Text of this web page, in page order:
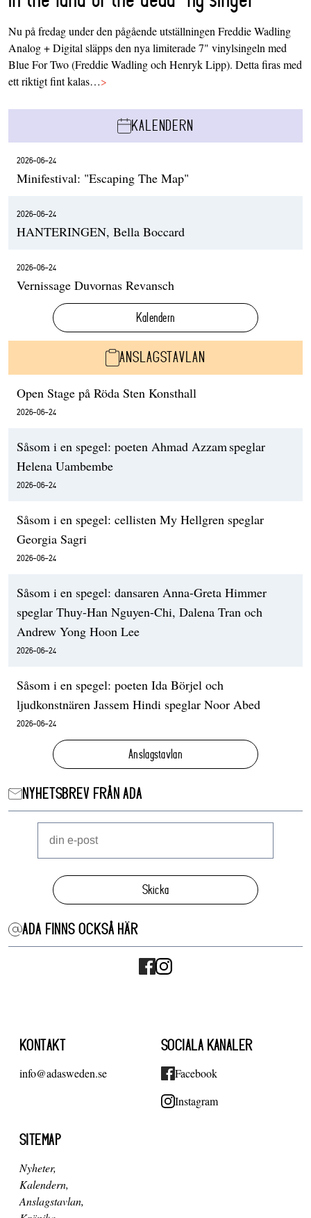
Nu på fredag under den pågående utställningen Freddie Wadling
Analog + Digital släpps den nya limiterade 7" vinylsingeln med
Blue For Two (Freddie Wadling och Henryk Lipp). Detta firas med
ett riktigt fint kalas…>
KALENDERN
2026-06-24
Minifestival: "Escaping The Map"
2026-06-24
HANTERINGEN, Bella Boccard
2026-06-24
Vernissage Duvornas Revansch
Kalendern
ANSLAGSTAVLAN
Open Stage på Röda Sten Konsthall
2026-06-24
Såsom i en spegel: poeten Ahmad Azzam speglar
Helena Uambembe
2026-06-24
Såsom i en spegel: cellisten My Hellgren speglar
Georgia Sagri
2026-06-24
Såsom i en spegel: dansaren Anna-Greta Himmer
speglar Thuy-Han Nguyen-Chi, Dalena Tran och
Andrew Yong Hoon Lee
2026-06-24
Såsom i en spegel: poeten Ida Börjel och
ljudkonstnären Jassem Hindi speglar Noor Abed
2026-06-24
Anslagstavlan
NYHETSBREV FRÅN ADA
Skicka
ADA FINNS OCKSÅ HÄR
KONTAKT
info@adasweden.se
SOCIALA KANALER
Facebook
Instagram
SITEMAP
Nyheter
Kalendern
Anslagstavlan